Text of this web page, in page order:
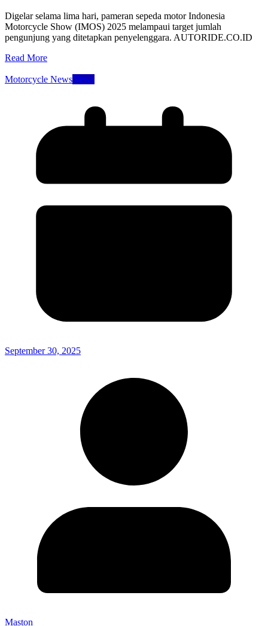
Digelar selama lima hari, pameran sepeda motor Indonesia
Motorcycle Show (IMOS) 2025 melampaui target jumlah
pengunjung yang ditetapkan penyelenggara. AUTORIDE.CO.ID
Read More
Motorcycle NewsNews
September 30, 2025
Maston